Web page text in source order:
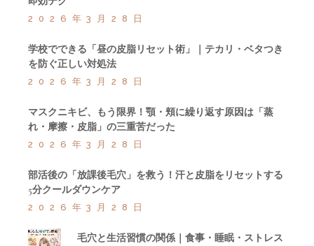
2026年3月28日
学校でできる「昼の皮脂リセット術」｜テカリ・ベタつき
を防ぐ正しい対処法
2026年3月28日
マスクニキビ、もう限界！顎・頬に繰り返す原因は「蒸
れ・摩擦・皮脂」の三重苦だった
2026年3月28日
部活後の「放課後毛穴」を救う！汗と皮脂をリセットする
5分クールダウンケア
2026年3月28日
毛穴と生活習慣の関係｜食事・睡眠・ストレス